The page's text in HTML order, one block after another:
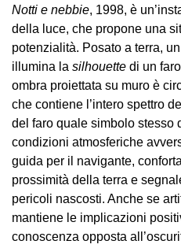
Ricerca
Famiglie
Scuole
Visite
guidate
Progetto
Summer
School
Progetti
Speciali
Notti e nebbie, 1998, è
della luce, che propone una
potenzialità. Posato a terra,
illumina la silhouette di un
ombra proiettata su muro è
che contiene l’intero spettro
del faro quale simbolo stesso
condizioni atmosferiche
guida per il navigante,
prossimità della terra e
pericoli nascosti. Anche se
mantiene le implicazioni
conoscenza opposta